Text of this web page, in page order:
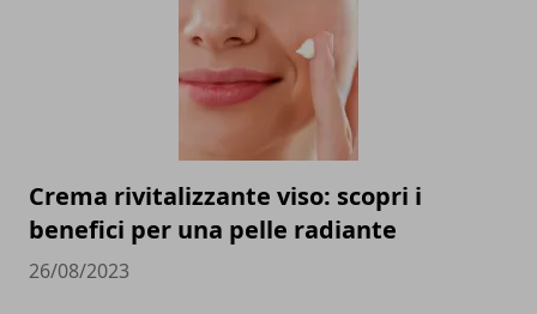
Crema rivitalizzante viso: scopri i
benefici per una pelle radiante
26/08/2023